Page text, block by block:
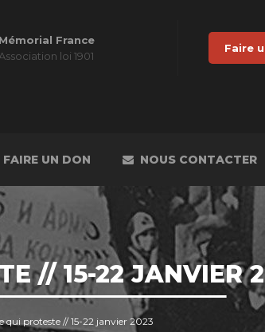
Mémorial France
Association loi 1901
Faire
FAIRE UN DON NOUS CONTACTER
// 15-22 JANVIER
qui proteste // 15-22 janvier 2023